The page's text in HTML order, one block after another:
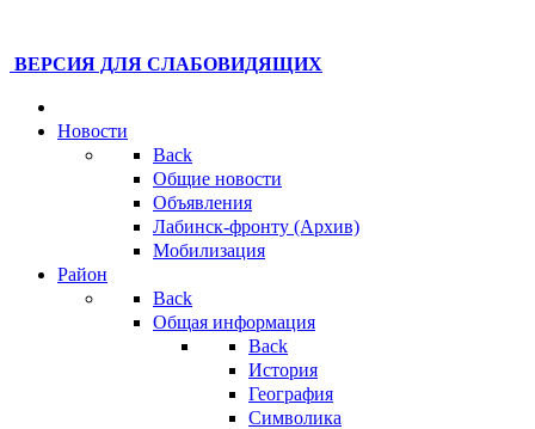
ВЕРСИЯ ДЛЯ СЛАБОВИДЯЩИХ
Новости
Back
Общие новости
Объявления
Лабинск-фронту (Архив)
Мобилизация
Район
Back
Общая информация
Back
История
География
Символика